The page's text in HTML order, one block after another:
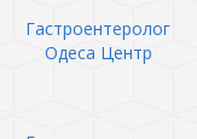
Гастроентеролог
Одеса Центр